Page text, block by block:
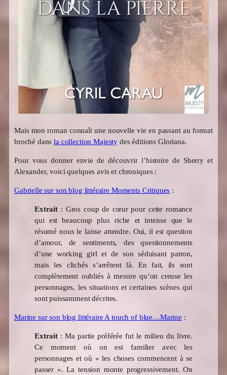
Mais mon roman connaît une nouvelle vie en passant au format
broché dansla collection Majesty des éditions Gloriana.
Pour vous donner envie de découvrir l’histoire de Sherry et
Alexander, voici quelques avis et chroniques :
Gabrielle sur son blog littéraire Moments Critiques :
Extrait: Gros coup de cœur pour cette romance
qui est beaucoup plus riche et intense que le
résumé nous le laisse attendre. Oui, il est question
d’amour, de sentiments, des questionnements
d’une working girl et de son séduisant patron,
mais les clichés s’arrêtent là. En fait, ils sont
complètement oubliés à mesure qu’on creuse les
personnages, les situations et certaines scènes qui
sont puissamment décrites.
Marine sur son blog littéraire A touch of blue…Marine :
Extrait: Ma partie préférée fut le milieu du livre.
Ce moment où on est familier avec les
personnages et où « les choses commencent à se
passer ». La tension monte progressivement. On